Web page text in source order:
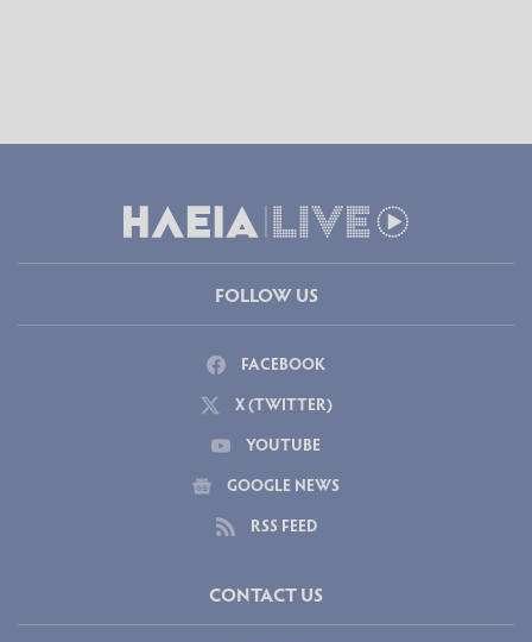
FOLLOW US
FACEBOOK
X (TWITTER)
YOUTUBE
GOOGLE NEWS
RSS FEED
CONTACT US